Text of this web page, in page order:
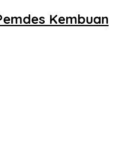
Kembuan